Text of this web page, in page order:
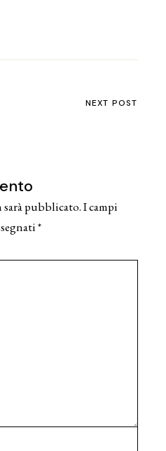
NEXT POST
pubblicato.I campi
*